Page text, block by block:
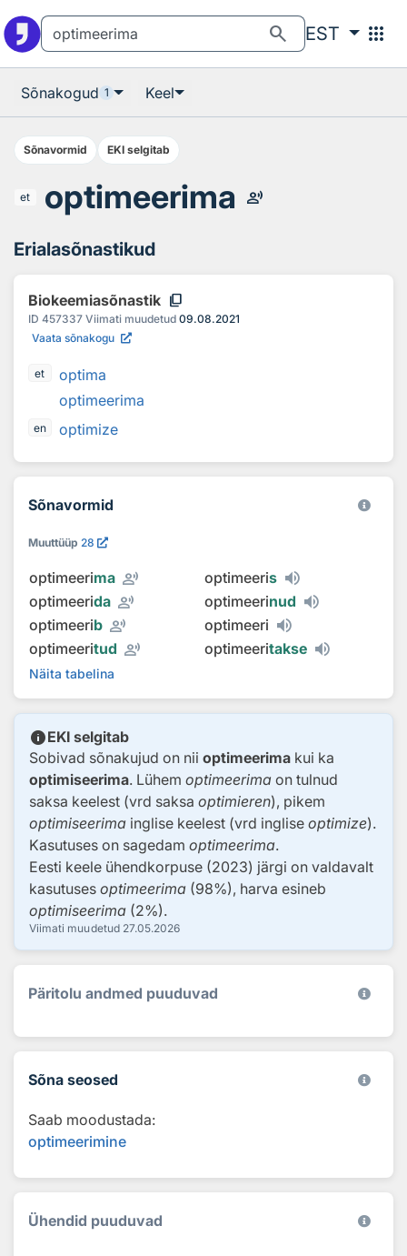
search EST apps
Sõnakogud 1 Keel
Sõnavormid EKI selgitab
et optimeerima record_voice_over
Erialasõnastikud
Biokeemiasõnastik content_copy
ID 457337 Viimati muudetud 09.08.2021
Vaata sõnakogu
et
optima
optimeerima
en optimize
Sõnavormid
Muuttüüp 28
optimeerima record_voice_over optimeeris
optimeerida record_voice_over optimeerinud
optimeerib record_voice_over
optimeeri
optimeeritud record_voice_over optimeeritakse
Näita tabelina
infoEKI selgitab
Sobivad sõnakujud on nii optimeerima kui ka
optimiseerima. Lühem optimeerima on tulnud
saksa keelest (vrd saksa optimieren), pikem
optimiseerima inglise keelest (vrd inglise optimize).
Kasutuses on sagedam optimeerima.
Eesti keele ühendkorpuse (2023) järgi on valdavalt
kasutuses optimeerima (98%), harva esineb
optimiseerima (2%).
Viimati muudetud 27.05.2026
Päritolu andmed puuduvad
Sõna seosed
Saab moodustada:
optimeerimine
Ühendid puuduvad